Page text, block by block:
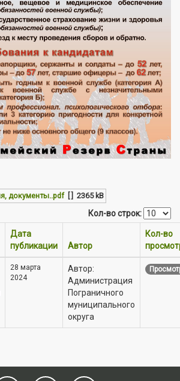
документы..pdf 2365 kB
Кол-во строк:
Дата
публикации
Автор
Кол-во
28 марта
2024
Автор:
Администрация
Пограничного
муниципального
округа